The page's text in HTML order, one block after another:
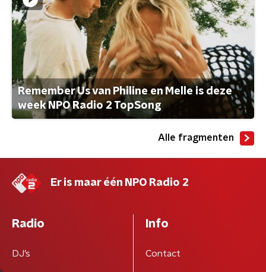
Remember Us van Philine en Melle is deze
week NPO Radio 2 TopSong
Alle fragmenten
Er is maar één NPO Radio 2
Radio
DJ’s
Info
Contact